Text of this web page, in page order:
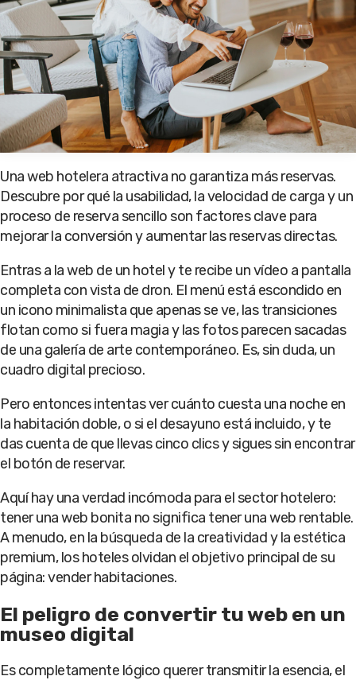
Una web hotelera atractiva no garantiza más reservas.
Descubre por qué la usabilidad, la velocidad de carga y un
proceso de reserva sencillo son factores clave para
mejorar la conversión y aumentar las reservas directas.
Entras a la web de un hotel y te recibe un vídeo a pantalla
completa con vista de dron. El menú está escondido en
un icono minimalista que apenas se ve, las transiciones
flotan como si fuera magia y las fotos parecen sacadas
de una galería de arte contemporáneo. Es, sin duda, un
cuadro digital precioso.
Pero entonces intentas ver cuánto cuesta una noche en
la habitación doble, o si el desayuno está incluido, y te
das cuenta de que llevas cinco clics y sigues sin encontrar
el botón de reservar.
Aquí hay una verdad incómoda para el sector hotelero:
tener una web bonita no significa tener una web rentable.
A menudo, en la búsqueda de la creatividad y la estética
premium, los hoteles olvidan el objetivo principal de su
página: vender habitaciones.
El peligro de convertir tu web en un
museo digital
Es completamente lógico querer transmitir la esencia, el